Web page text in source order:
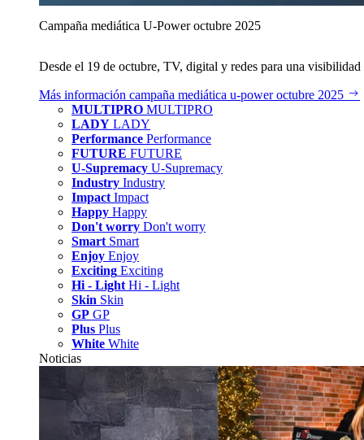
Campaña mediática U‑Power octubre 2025
Desde el 19 de octubre, TV, digital y redes para una
Más información campaña mediática u‑power octubre 2025
MULTIPRO MULTIPRO
LADY LADY
Performance Performance
FUTURE FUTURE
U-Supremacy U-Supremacy
Industry Industry
Impact Impact
Happy Happy
Don't worry Don't worry
Smart Smart
Enjoy Enjoy
Exciting Exciting
Hi - Light Hi - Light
Skin Skin
GP GP
Plus Plus
White White
Noticias